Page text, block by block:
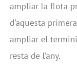
ampliar la flota
d’aquesta
ampliar el
resta de l’any.